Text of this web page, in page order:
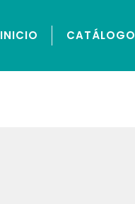
INICIO CATÁLOGO